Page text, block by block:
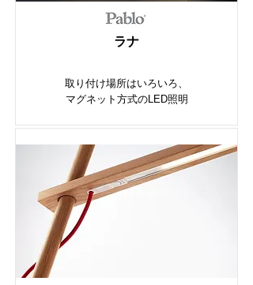
ラナ
取り付け場所はいろいろ、
マグネット方式のLED照明